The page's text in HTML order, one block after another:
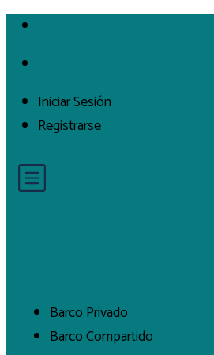
Iniciar Sesión
Registrarse
Barco Privado
Barco Compartido